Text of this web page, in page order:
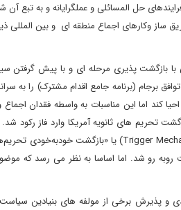
حل المسائلی و عملگرایانه و به تبع آن
ساز وکارهای اجماع منطقه ای و بین
بازگشت پذیری مرحله ای و با پیش گرفتن
برجام (برنامه جامع اقدام مشترک) را به
خورشیدی را تا حدودی احیا کند اما این مناسبات به
تحریم های ثانویه آمریکا وارد فاز
ملل (شهریور1399) نیز با شکست روبه رو شد. اما اساسا به
آمدن دولت سیزدهم در سال 1400 خورشیدی و پذیرش برخی از